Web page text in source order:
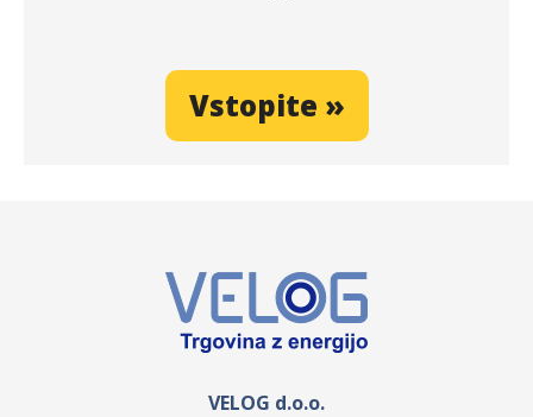
Vstopite »
VELOG d.o.o.